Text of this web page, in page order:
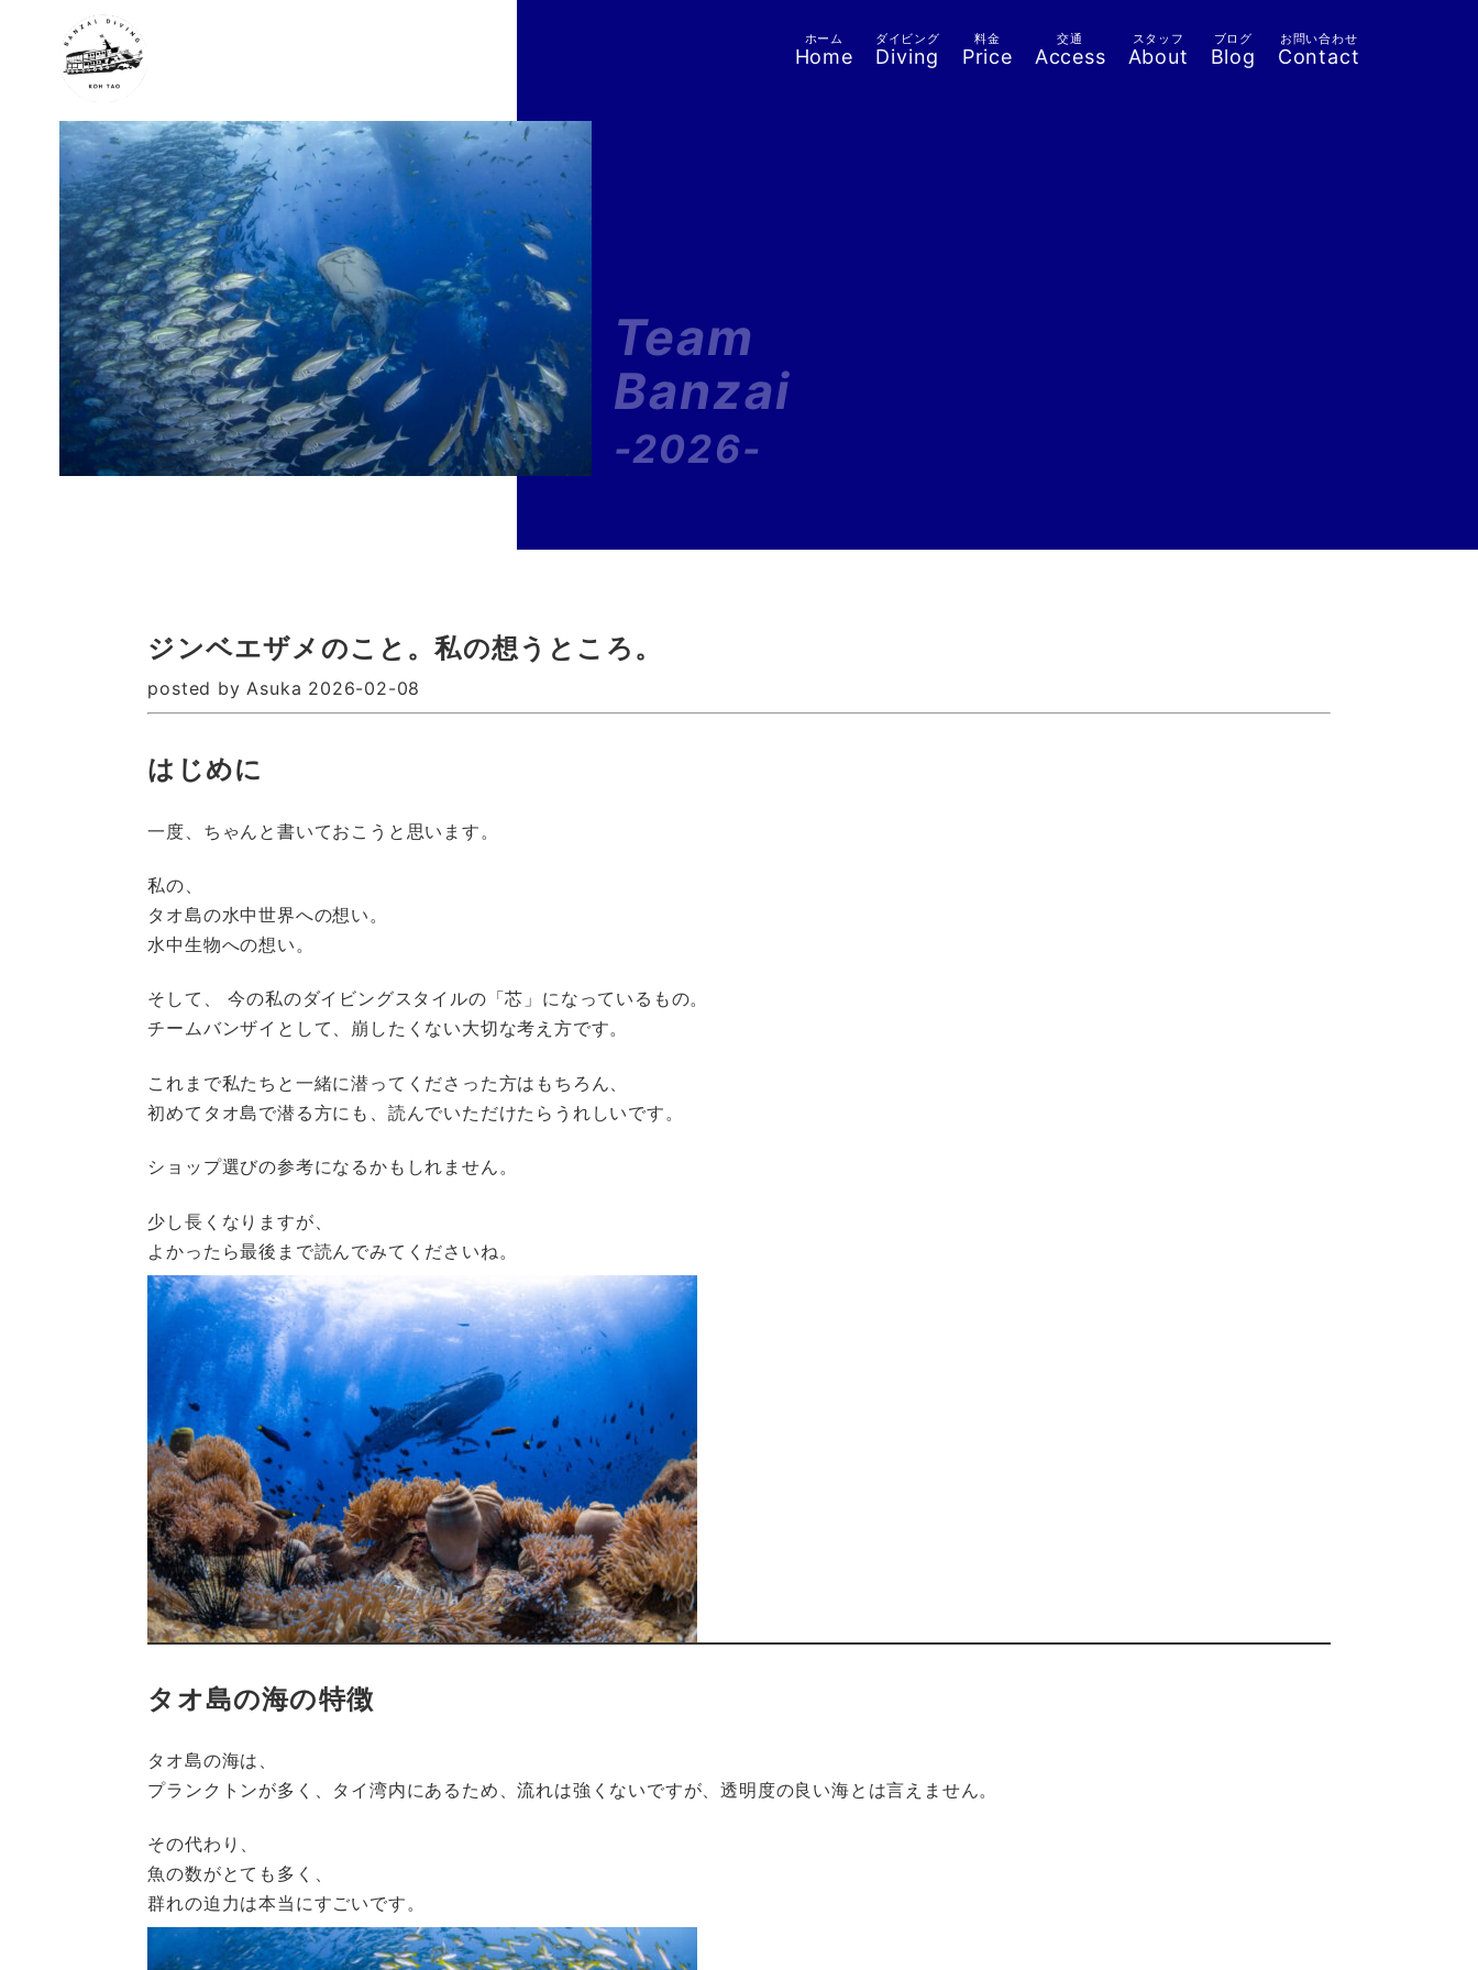
ホーム
Home
ダイビング
Diving
料金
Price
交通
Access
スタッフ
About
ブログ
Blog
お問い合わせ
Contact
Team
Banzai
-2026-
ジンベエザメのこと。私の想うところ。
posted by Asuka 2026-02-08
はじめに
一度、ちゃんと書いておこうと思います。
私の、
タオ島の水中世界への想い。
水中生物への想い。
そして、 今の私のダイビングスタイルの「芯」になっているもの。
チームバンザイとして、崩したくない大切な考え方です。
これまで私たちと一緒に潜ってくださった方はもちろん、
初めてタオ島で潜る方にも、読んでいただけたらうれしいです。
ショップ選びの参考になるかもしれません。
少し長くなりますが、
よかったら最後まで読んでみてくださいね。
タオ島の海の特徴
タオ島の海は、
プランクトンが多く、タイ湾内にあるため、流れは強くないですが、透明度の良い海とは言えません。
その代わり、
魚の数がとても多く、
群れの迫力は本当にすごいです。